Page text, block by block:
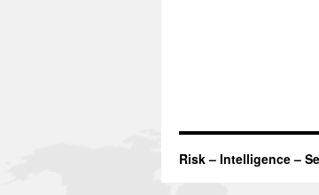
Risk – Intelligence –